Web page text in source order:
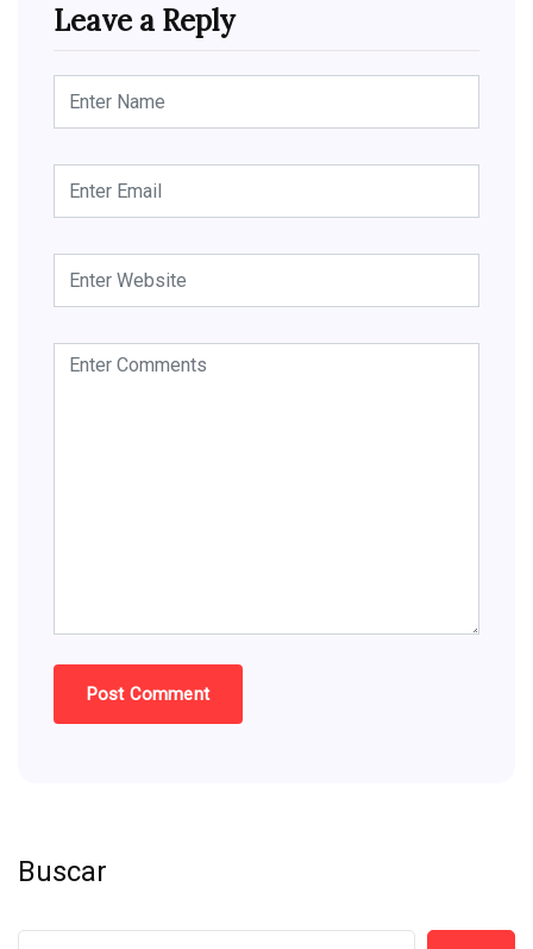
Leave a Reply
Buscar